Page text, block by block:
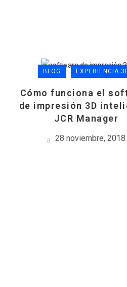
BLOG EXPERIENCIA
Cómo funciona el
de impresión 3D
JCR Manager
28 noviembre, 2018